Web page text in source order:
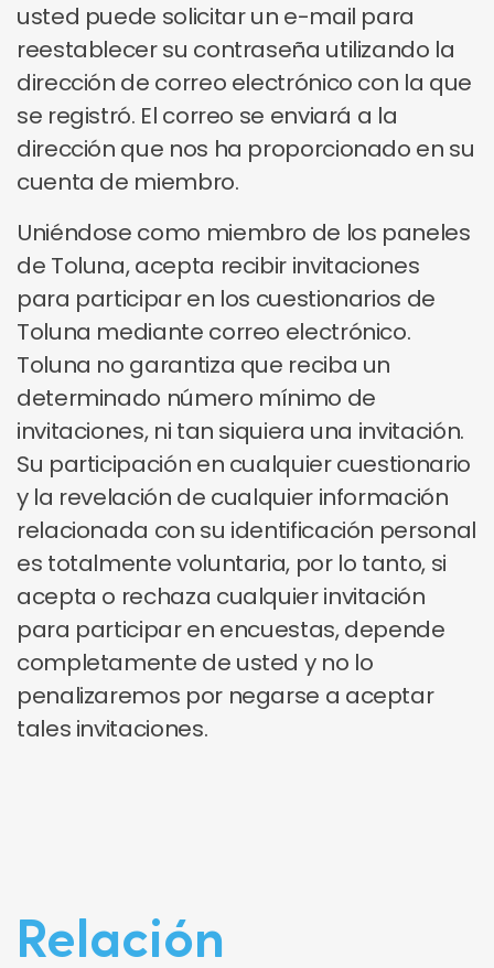
usted puede solicitar un e-mail para
reestablecer su contraseña utilizando la
dirección de correo electrónico con la que
se registró. El correo se enviará a la
dirección que nos ha proporcionado en su
cuenta de miembro.
Uniéndose como miembro de los paneles
de Toluna, acepta recibir invitaciones
para participar en los cuestionarios de
Toluna mediante correo electrónico.
Toluna no garantiza que reciba un
determinado número mínimo de
invitaciones, ni tan siquiera una invitación.
Su participación en cualquier cuestionario
y la revelación de cualquier información
relacionada con su identificación personal
es totalmente voluntaria, por lo tanto, si
acepta o rechaza cualquier invitación
para participar en encuestas, depende
completamente de usted y no lo
penalizaremos por negarse a aceptar
tales invitaciones.
Relación